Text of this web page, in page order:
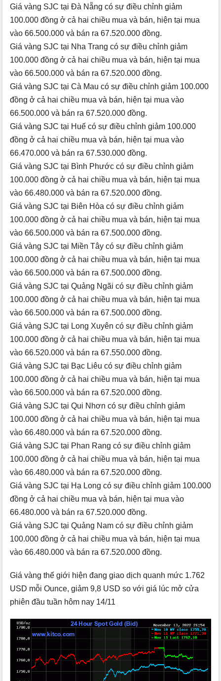
Giá vàng SJC tại Đà Nẵng có sự điều chỉnh giảm
100.000 đồng ở cả hai chiều mua và bán, hiện tại mua
vào 66.500.000 và bán ra 67.520.000 đồng.
Giá vàng SJC tại Nha Trang có sự điều chỉnh giảm
100.000 đồng ở cả hai chiều mua và bán, hiện tại mua
vào 66.500.000 và bán ra 67.520.000 đồng.
Giá vàng SJC tại Cà Mau có sự điều chỉnh giảm 100.000
đồng ở cả hai chiều mua và bán, hiện tại mua vào
66.500.000 và bán ra 67.520.000 đồng.
Giá vàng SJC tại Huế có sự điều chỉnh giảm 100.000
đồng ở cả hai chiều mua và bán, hiện tại mua vào
66.470.000 và bán ra 67.530.000 đồng.
Giá vàng SJC tại Bình Phước có sự điều chỉnh giảm
100.000 đồng ở cả hai chiều mua và bán, hiện tại mua
vào 66.480.000 và bán ra 67.520.000 đồng.
Giá vàng SJC tại Biên Hòa có sự điều chỉnh giảm
100.000 đồng ở cả hai chiều mua và bán, hiện tại mua
vào 66.500.000 và bán ra 67.500.000 đồng.
Giá vàng SJC tại Miền Tây có sự điều chỉnh giảm
100.000 đồng ở cả hai chiều mua và bán, hiện tại mua
vào 66.500.000 và bán ra 67.500.000 đồng.
Giá vàng SJC tại Quảng Ngãi có sự điều chỉnh giảm
100.000 đồng ở cả hai chiều mua và bán, hiện tại mua
vào 66.500.000 và bán ra 67.500.000 đồng.
Giá vàng SJC tại Long Xuyên có sự điều chỉnh giảm
100.000 đồng ở cả hai chiều mua và bán, hiện tại mua
vào 66.520.000 và bán ra 67.550.000 đồng.
Giá vàng SJC tại Bạc Liêu có sự điều chỉnh giảm
100.000 đồng ở cả hai chiều mua và bán, hiện tại mua
vào 66.500.000 và bán ra 67.520.000 đồng.
Giá vàng SJC tại Qui Nhơn có sự điều chỉnh giảm
100.000 đồng ở cả hai chiều mua và bán, hiện tại mua
vào 66.480.000 và bán ra 67.520.000 đồng.
Giá vàng SJC tại Phan Rang có sự điều chỉnh giảm
100.000 đồng ở cả hai chiều mua và bán, hiện tại mua
vào 66.480.000 và bán ra 67.520.000 đồng.
Giá vàng SJC tại Hạ Long có sự điều chỉnh giảm 100.000
đồng ở cả hai chiều mua và bán, hiện tại mua vào
66.480.000 và bán ra 67.520.000 đồng.
Giá vàng SJC tại Quảng Nam có sự điều chỉnh giảm
100.000 đồng ở cả hai chiều mua và bán, hiện tại mua
vào 66.480.000 và bán ra 67.520.000 đồng.
Giá vàng thế giới hiện đang giao dịch quanh mức 1.762
USD mỗi Ounce, giảm 9,8 USD so với giá lúc mở cửa
phiên đầu tuần hôm nay 14/11